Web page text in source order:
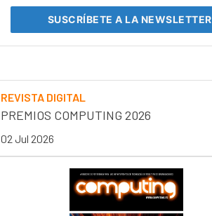
SUSCRÍBETEA LA NEWSLETTER
REVISTA DIGITAL
PREMIOS COMPUTING 2026
02 Jul 2026